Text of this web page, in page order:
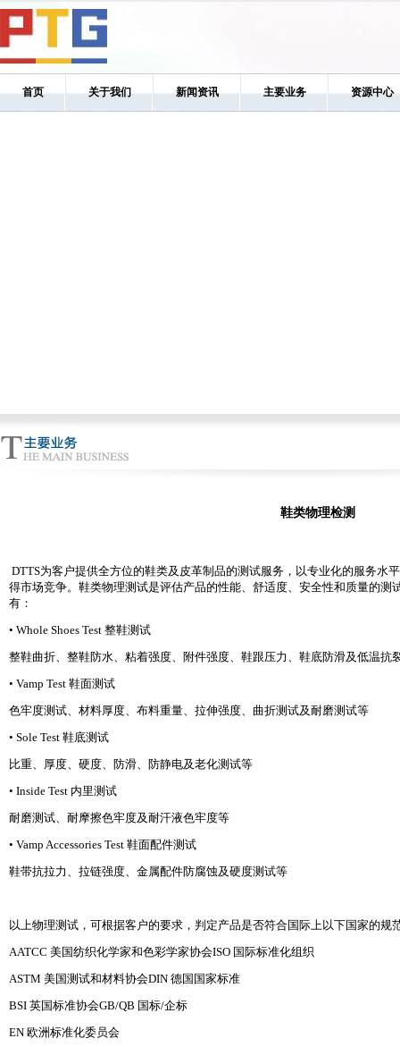
首页 关于我们 新闻资讯 主要业务 资源中心
鞋类物理检测
DTTS为客户提供全方位的鞋类及皮革制品的测试服务，以专业化的服务水
得市场竞争。鞋类物理测试是评估产品的性能、舒适度、安全性和质量的测
有：
• Whole Shoes Test 整鞋测试
整鞋曲折、整鞋防水、粘着强度、附件强度、鞋跟压力、鞋底防滑及低温抗
• Vamp Test 鞋面测试
色牢度测试、材料厚度、布料重量、拉伸强度、曲折测试及耐磨测试等
• Sole Test 鞋底测试
比重、厚度、硬度、防滑、防静电及老化测试等
• Inside Test 内里测试
耐磨测试、耐摩擦色牢度及耐汗液色牢度等
• Vamp Accessories Test 鞋面配件测试
鞋带抗拉力、拉链强度、金属配件防腐蚀及硬度测试等
以上物理测试，可根据客户的要求，判定产品是否符合国际上以下国家的规
AATCC 美国纺织化学家和色彩学家协会ISO 国际标准化组织
ASTM 美国测试和材料协会DIN 德国国家标准
BSI 英国标准协会GB/QB 国标/企标
EN 欧洲标准化委员会